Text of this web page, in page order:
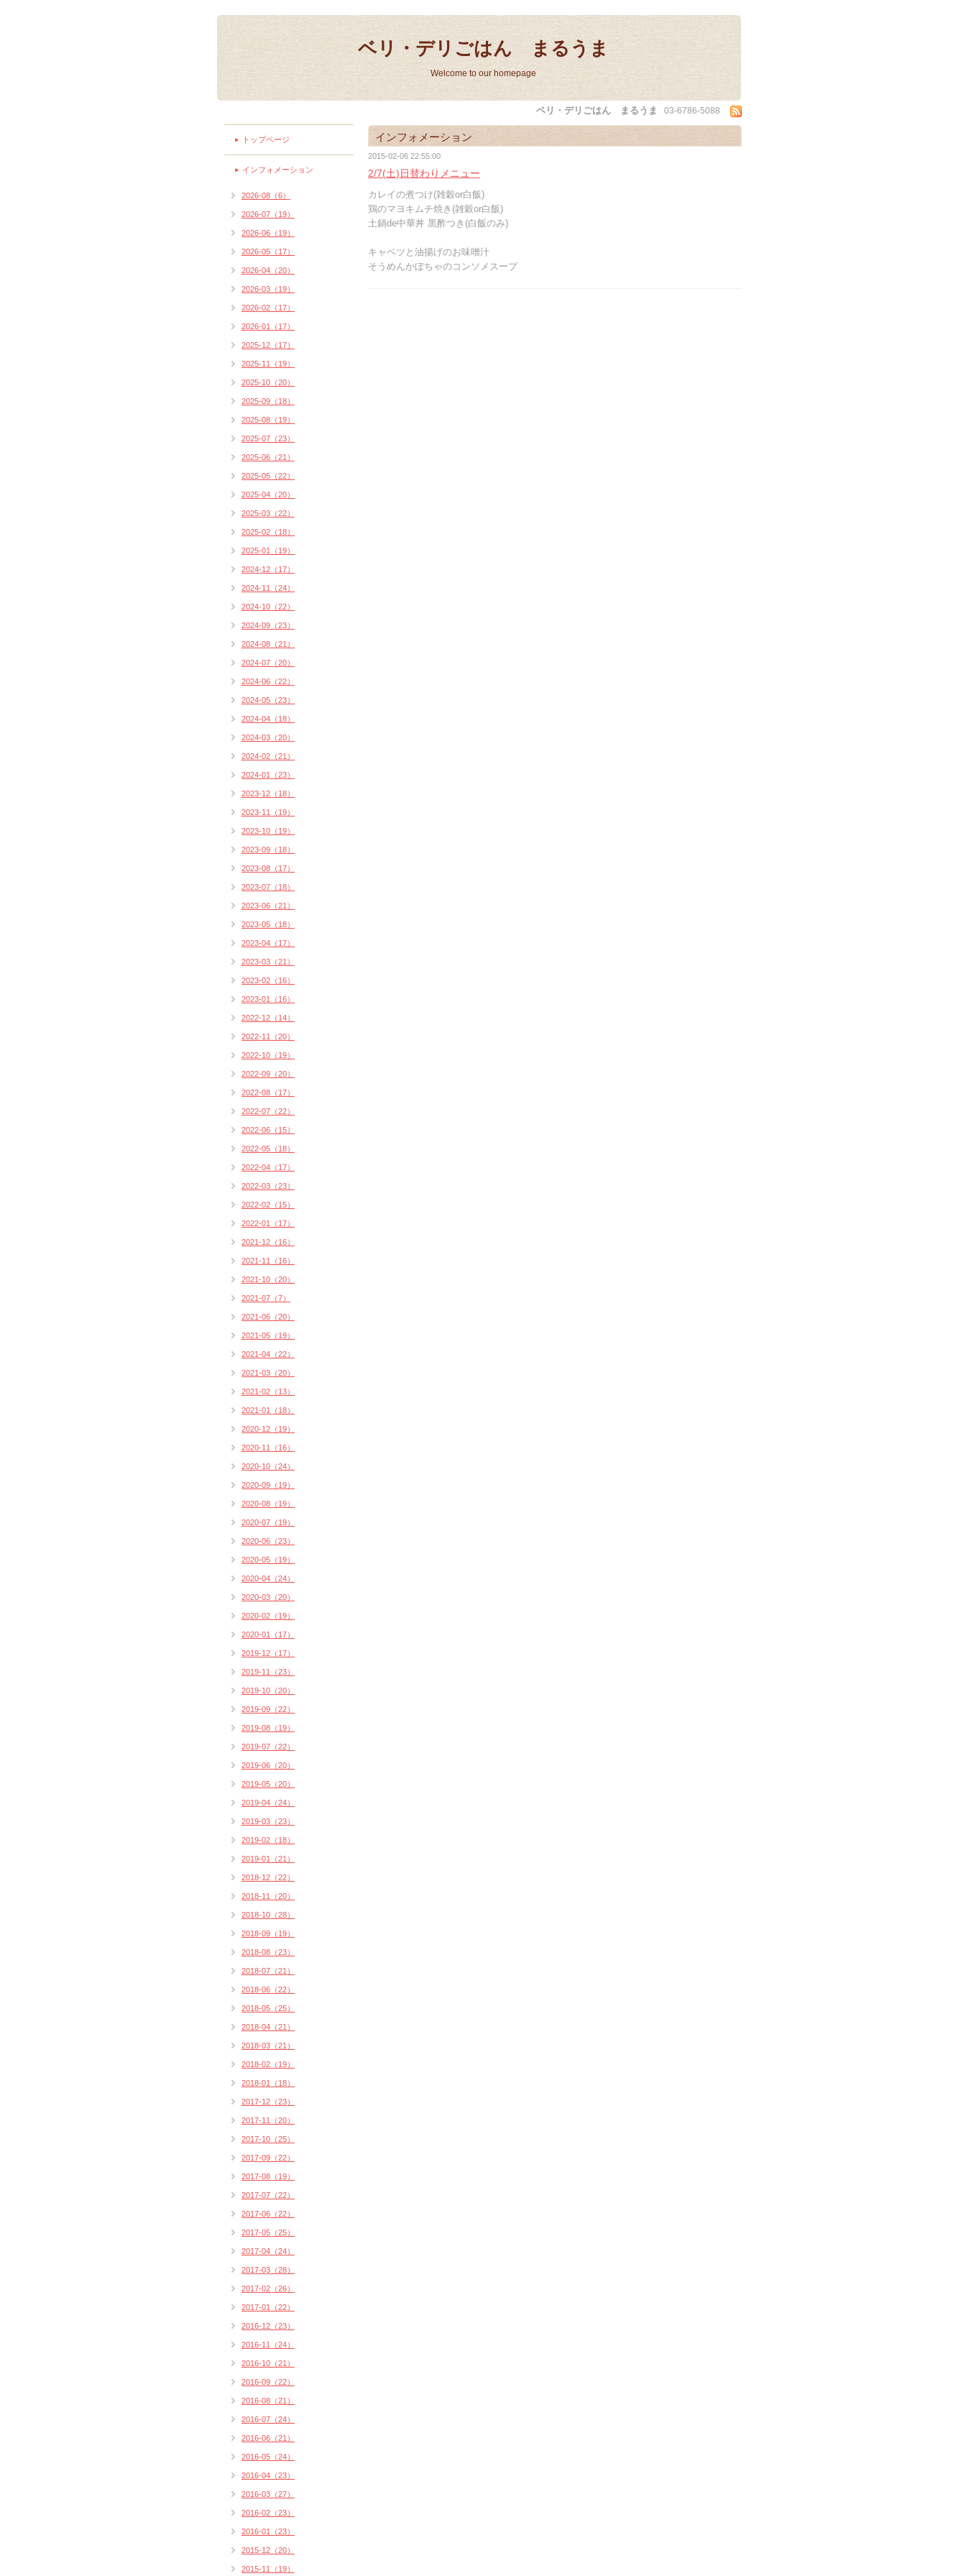
ベリ・デリごはん まるうま
Welcome to our homepage
ベリ・デリごはん まるうま 03-6786-5088
インフォメーション
2015-02-06 22:55:00
2/7(土)日替わりメニュー
カレイの煮つけ(雑穀or白飯)
鶏のマヨキムチ焼き(雑穀or白飯)
土鍋de中華丼 黒酢つき(白飯のみ)
キャベツと油揚げのお味噌汁
そうめんかぼちゃのコンソメスープ
トップページ
インフォメーション
2026-08（6）
2026-07（19）
2026-06（19）
2026-05（17）
2026-04（20）
2026-03（19）
2026-02（17）
2026-01（17）
2025-12（17）
2025-11（19）
2025-10（20）
2025-09（18）
2025-08（19）
2025-07（23）
2025-06（21）
2025-05（22）
2025-04（20）
2025-03（22）
2025-02（18）
2025-01（19）
2024-12（17）
2024-11（24）
2024-10（22）
2024-09（23）
2024-08（21）
2024-07（20）
2024-06（22）
2024-05（23）
2024-04（18）
2024-03（20）
2024-02（21）
2024-01（23）
2023-12（18）
2023-11（19）
2023-10（19）
2023-09（18）
2023-08（17）
2023-07（18）
2023-06（21）
2023-05（18）
2023-04（17）
2023-03（21）
2023-02（16）
2023-01（16）
2022-12（14）
2022-11（20）
2022-10（19）
2022-09（20）
2022-08（17）
2022-07（22）
2022-06（15）
2022-05（18）
2022-04（17）
2022-03（23）
2022-02（15）
2022-01（17）
2021-12（16）
2021-11（16）
2021-10（20）
2021-07（7）
2021-06（20）
2021-05（19）
2021-04（22）
2021-03（20）
2021-02（13）
2021-01（18）
2020-12（19）
2020-11（16）
2020-10（24）
2020-09（19）
2020-08（19）
2020-07（19）
2020-06（23）
2020-05（19）
2020-04（24）
2020-03（20）
2020-02（19）
2020-01（17）
2019-12（17）
2019-11（23）
2019-10（20）
2019-09（22）
2019-08（19）
2019-07（22）
2019-06（20）
2019-05（20）
2019-04（24）
2019-03（23）
2019-02（18）
2019-01（21）
2018-12（22）
2018-11（20）
2018-10（28）
2018-09（19）
2018-08（23）
2018-07（21）
2018-06（22）
2018-05（25）
2018-04（21）
2018-03（21）
2018-02（19）
2018-01（18）
2017-12（23）
2017-11（20）
2017-10（25）
2017-09（22）
2017-08（19）
2017-07（22）
2017-06（22）
2017-05（25）
2017-04（24）
2017-03（28）
2017-02（26）
2017-01（22）
2016-12（23）
2016-11（24）
2016-10（21）
2016-09（22）
2016-08（21）
2016-07（24）
2016-06（21）
2016-05（24）
2016-04（23）
2016-03（27）
2016-02（23）
2016-01（23）
2015-12（20）
2015-11（19）